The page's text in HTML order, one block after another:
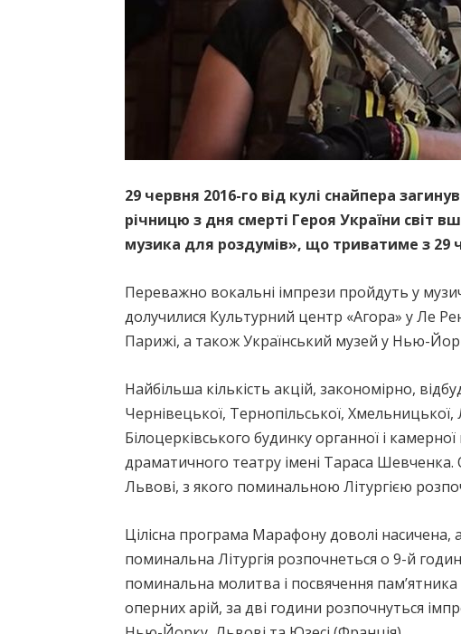
29 червня 2016-го від кулі снайпера
річницю з дня смерті Героя України світ
музика для роздумів», що триватиме з 29
Переважно вокальні імпрези пройдуть у
долучилися Культурний центр «Агора» у Ле
Парижі, а також Український музей у Нью-
Найбільша кількість акцій, закономірно,
Чернівецької, Тернопільської, Хмельницької,
Білоцерківського будинку органної і
драматичного театру імені Тараса
Львові, з якого поминальною Літургією
Цілісна програма Марафону доволі
поминальна Літургія розпочнеться о 9-й
поминальна молитва і посвячення пам’ятника
оперних арій, за дві години розпочнуться